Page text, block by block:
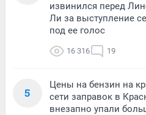
извинился перед
Ли за выступление
под ее голос
16 316 19
5
Цены на бензин на
сети заправок в
внезапно упали